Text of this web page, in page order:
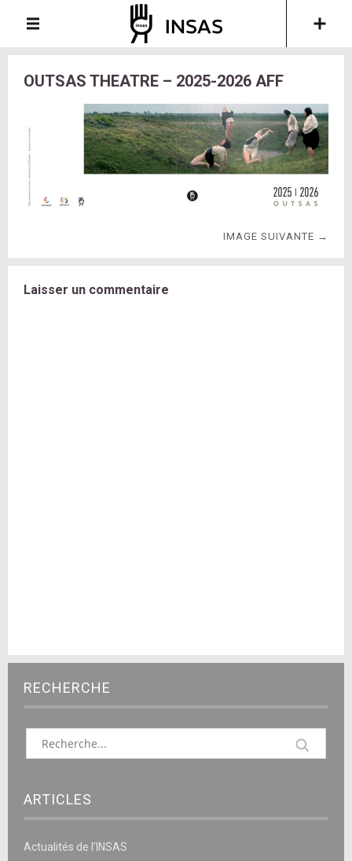
OUTSAS THEATRE – 2025-2026 AFF
IMAGE SUIVANTE →
Laisser un commentaire
RECHERCHE
ARTICLES
Actualités de l’INSAS